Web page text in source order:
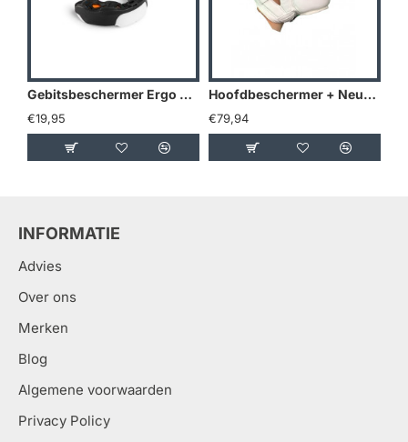
Gebitsbeschermer Ergo Sirius
€19,95
Hoofdbeschermer + Neusbeschermer PRO Leder Legend - Maat: L
€79,94
INFORMATIE
Advies
Over ons
Merken
Blog
Algemene voorwaarden
Privacy Policy